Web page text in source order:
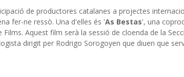
de productores catalanes a projectes
fer-ne ressò. Una d'elles és 'As Bestas', una
Aquest film serà la sessió de cloenda de la
dirigit per Rodrigo Sorogoyen que diuen que